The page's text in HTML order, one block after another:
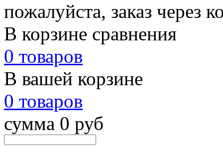
пожалуйста, заказ через
В корзине сравнения
0 товаров
В вашей корзине
0 товаров
сумма 0 руб